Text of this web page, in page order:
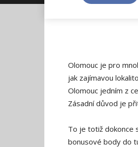
Olomouc je pro
jak zajímavou
Olomouc jedním z
Zásadní důvod je
To je totiž dokonce
bonusové body do